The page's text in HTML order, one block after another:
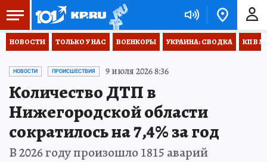
НОВОСТИ ТОЛЬКО У НАС ВОЕНКОРЫ УКРАИНА: СВОДКА КП В
НОВОСТИ ПРОИСШЕСТВИЯ 9 июля 2026 8:36
Количество ДТП в
Нижегородской области
сократилось на 7,4% за год
В 2026 году произошло 1815 аварий